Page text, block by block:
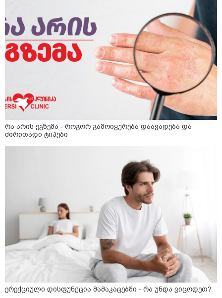
რა არის ეგზემა - როგორ გამოიყურება დაავადება და
ძირითადი ტიპები
ერექციული დისფუნქცია მამაკაცებში - რა უნდა ვიცოდეთ?